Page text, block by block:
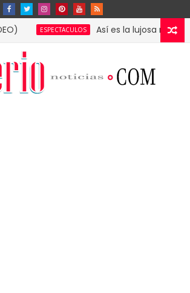
ESPECTACULOS Así es la lujosa mansión que